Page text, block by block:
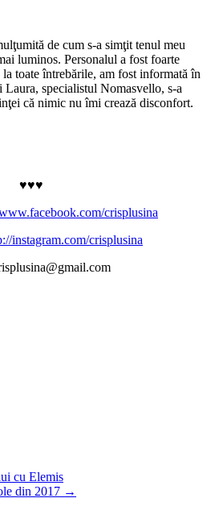
de cum s-a simţit tenul meu
luminos. Personalul a fost foarte
toate întrebările, am fost informată în
Laura, specialistul Nomasvello, s-a
că nimic nu îmi crează disconfort.
♥♥♥
crisplusina
instagram.com/crisplusina
cu Elemis
din 2017 →